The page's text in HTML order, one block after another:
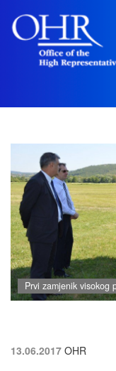
Prvi zamjenik visokog
13.06.2017 OHR